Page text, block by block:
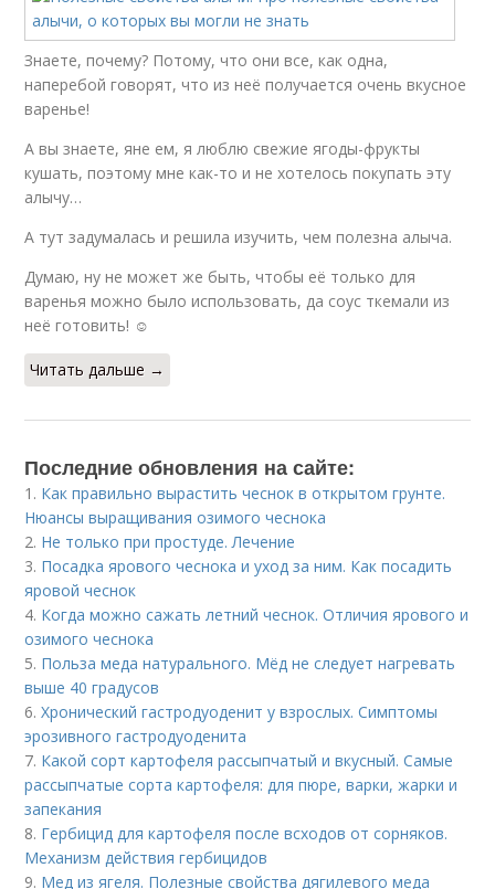
Знаете, почему? Потому, что они все, как одна,
наперебой говорят, что из неё получается очень вкусное
варенье!
А вы знаете, яне ем, я люблю свежие ягоды-фрукты
кушать, поэтому мне как-то и не хотелось покупать эту
алычу…
А тут задумалась и решила изучить, чем полезна алыча.
Думаю, ну не может же быть, чтобы её только для
варенья можно было использовать, да соус ткемали из
неё готовить! ☺
Читать дальше →
Последние обновления на сайте:
1. Как правильно вырастить чеснок в открытом грунте.
Нюансы выращивания озимого чеснока
2. Не только при простуде. Лечение
3. Посадка ярового чеснока и уход за ним. Как посадить
яровой чеснок
4. Когда можно сажать летний чеснок. Отличия ярового и
озимого чеснока
5. Польза меда натурального. Мёд не следует нагревать
выше 40 градусов
6.Хронический гастродуоденит у взрослых. Симптомы
эрозивного гастродуоденита
7. Какой сорт картофеля рассыпчатый и вкусный. Самые
рассыпчатые сорта картофеля: для пюре, варки, жарки и
запекания
8. Гербицид для картофеля после всходов от сорняков.
Механизм действия гербицидов
9. Мед из ягеля. Полезные свойства дягилевого меда